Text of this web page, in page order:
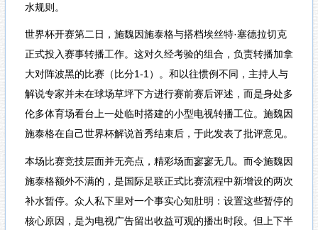
水规则。
世界杯开赛第二日，施魏因施泰格与搭档埃丝特·塞德拉切克
正式投入赛事转播工作。这对久经考验的组合，负责转播加拿
大对阵波黑的比赛（比分1-1）。和以往惯例不同，主持人与
解说专家并未在球场草坪下方进行赛前赛后评述，而是身处多
伦多体育场看台上一处临时搭建的小型电视转播工位。施魏因
施泰格在自己世界杯解说首秀结束后，于此发表了批评意见。
本场比赛竞技层面并无亮点，精彩场面寥寥无几。而令施魏因
施泰格额外不满的，是国际足联正式比赛流程中新增设的两次
补水暂停。众人私下里对一个事实心知肚明：设置这些暂停的
核心原因，是为电视广告留出收益可观的播出时段。但上下半